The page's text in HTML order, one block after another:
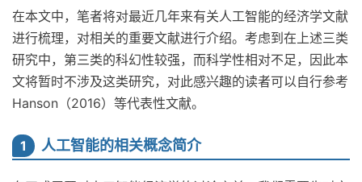
在本文中，笔者将对最近几年来有关人工智能的经济学文献
进行梳理，对相关的重要文献进行介绍。考虑到在上述三类
研究中，第三类的科幻性较强，而科学性相对不足，因此本
文将暂时不涉及这类研究，对此感兴趣的读者可以自行参考
Hanson（2016）等代表性文献。
1 人工智能的相关概念简介